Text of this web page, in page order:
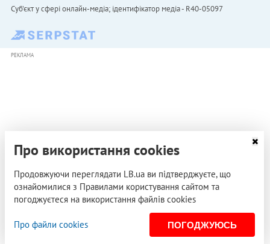
Cуб'єкт у сфері онлайн-медіа; ідентифікатор медіа - R40-05097
РЕКЛАМА
Про використання cookies
Продовжуючи переглядати LB.ua ви підтверджуєте, що
ознайомилися з Правилами користування сайтом та
погоджуєтеся на використання файлів cookies
Про файли cookies ПОГОДЖУЮСЬ